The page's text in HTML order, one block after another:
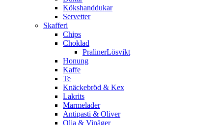
Kökshanddukar
Servetter
Skafferi
Chips
Choklad
PralinerLösvikt
Honung
Kaffe
Te
Knäckebröd & Kex
Lakrits
Marmelader
Antipasti & Oliver
Olja & Vinäger